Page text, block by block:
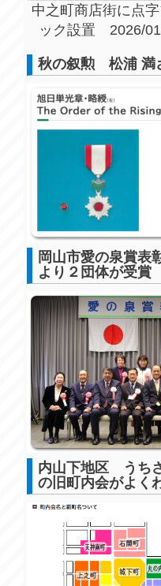
中之町商店街に点字
ック設置 2026/
秋の叙勲 松浦 満
岡山市愛の泉賞
より２団体が受
内山下地区 うち
の旧町内会がよく